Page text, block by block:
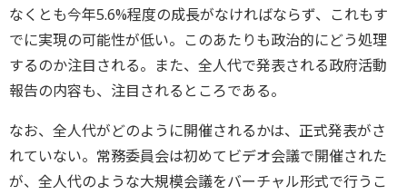
なくとも今年5.6%程度の成長がなければならず、これもす
でに実現の可能性が低い。このあたりも政治的にどう処理
するのか注目される。また、全人代で発表される政府活動
報告の内容も、注目されるところである。
なお、全人代がどのように開催されるかは、正式発表がさ
れていない。常務委員会は初めてビデオ会議で開催された
が、全人代のような大規模会議をバーチャル形式で行うこ